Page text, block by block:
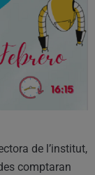
de l’institut,
comptaran